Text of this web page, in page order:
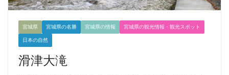
宮城県 宮城県の名勝 宮城県の情報 宮城県の観光情報・観光スポット
日本の自然
滑津大滝